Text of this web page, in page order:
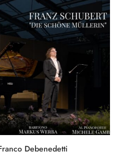
Debenedetti